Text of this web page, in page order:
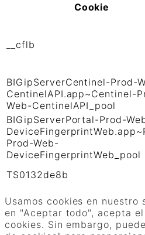
Usamos cookies en
en "Aceptar todo", acepta
cookies. Sin embargo,
Cookie
__cflb
BIGipServerCentinel-Prod-
CentinelAPI.app~Centinel-
Web-CentinelAPI_pool
BIGipServerPortal-Prod-
Prod-Web-
DeviceFingerprintWeb_pool
TS0132de8b
TS01906b0c
GUARDAR Y ACEPTAR
Funciona con